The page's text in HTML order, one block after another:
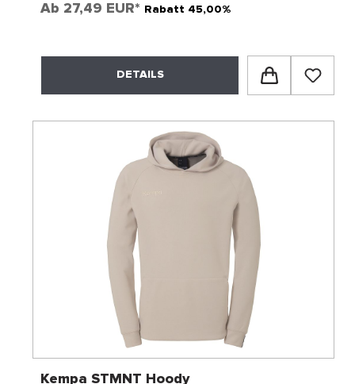
Ab 27,49 EUR* Rabatt 45,00%
DETAILS
Kempa STMNT Hoody